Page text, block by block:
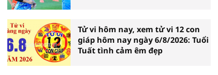
Tử vi hôm nay, xem tử vi 12 con
giáp hôm nay ngày 6/8/2026: Tuổi
Tuất tình cảm êm đẹp